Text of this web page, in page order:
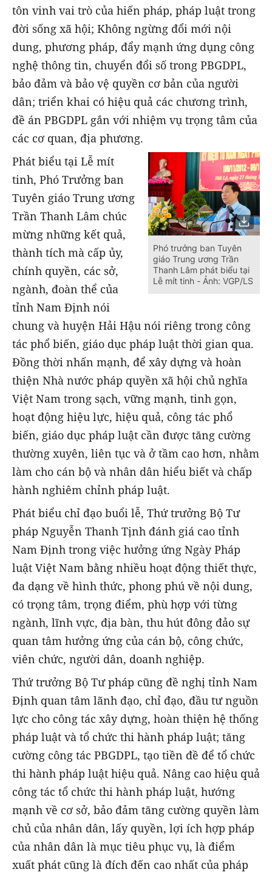
tôn vinh vai trò của hiến pháp, pháp luật trong
đời sống xã hội; Không ngừng đổi mới nội
dung, phương pháp, đẩy mạnh ứng dụng công
nghệ thông tin, chuyển đổi số trong PBGDPL,
bảo đảm và bảo vệ quyền cơ bản của người
dân; triển khai có hiệu quả các chương trình,
đề án PBGDPL gắn với nhiệm vụ trọng tâm của
các cơ quan, địa phương.
Phó trưởng ban Tuyên
giáo Trung ương Trần
Thanh Lâm phát biểu tại
Lễ mít tinh - Ảnh: VGP/LS
Phát biểu tại Lễ mít
tinh, Phó Trưởng ban
Tuyên giáo Trung ương
Trần Thanh Lâm chúc
mừng những kết quả,
thành tích mà cấp ủy,
chính quyền, các sở,
ngành, đoàn thể của
tỉnh Nam Định nói
chung và huyện Hải Hậu nói riêng trong công
tác phổ biến, giáo dục pháp luật thời gian qua.
Đồng thời nhấn mạnh, để xây dựng và hoàn
thiện Nhà nước pháp quyền xã hội chủ nghĩa
Việt Nam trong sạch, vững mạnh, tinh gọn,
hoạt động hiệu lực, hiệu quả, công tác phổ
biến, giáo dục pháp luật cần được tăng cường
thường xuyên, liên tục và ở tầm cao hơn, nhằm
làm cho cán bộ và nhân dân hiểu biết và chấp
hành nghiêm chỉnh pháp luật.
Phát biểu chỉ đạo buổi lễ, Thứ trưởng Bộ Tư
pháp Nguyễn Thanh Tịnh đánh giá cao tỉnh
Nam Định trong việc hưởng ứng Ngày Pháp
luật Việt Nam bằng nhiều hoạt động thiết thực,
đa dạng về hình thức, phong phú về nội dung,
có trọng tâm, trọng điểm, phù hợp với từng
ngành, lĩnh vực, địa bàn, thu hút đông đảo sự
quan tâm hưởng ứng của cán bộ, công chức,
viên chức, người dân, doanh nghiệp.
Thứ trưởng Bộ Tư pháp cũng đề nghị tỉnh Nam
Định quan tâm lãnh đạo, chỉ đạo, đầu tư nguồn
lực cho công tác xây dựng, hoàn thiện hệ thống
pháp luật và tổ chức thi hành pháp luật; tăng
cường công tác PBGDPL, tạo tiền đề để tổ chức
thi hành pháp luật hiệu quả. Nâng cao hiệu quả
công tác tổ chức thi hành pháp luật, hướng
mạnh về cơ sở, bảo đảm tăng cường quyền làm
chủ của nhân dân, lấy quyền, lợi ích hợp pháp
của nhân dân là mục tiêu phục vụ, là điểm
xuất phát cũng là đích đến cao nhất của pháp